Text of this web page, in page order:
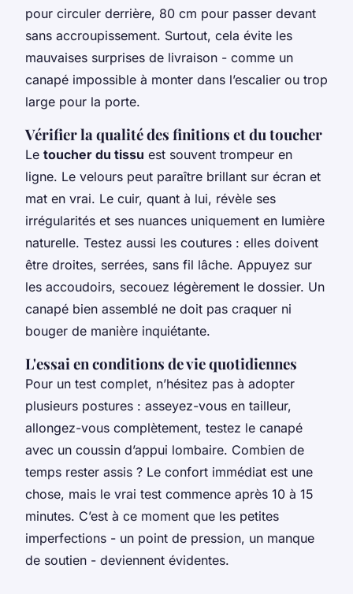
pour circuler derrière, 80 cm pour passer devant
sans accroupissement. Surtout, cela évite les
mauvaises surprises de livraison - comme un
canapé impossible à monter dans l’escalier ou trop
large pour la porte.
Vérifier la qualité des finitions et du toucher
Le toucher du tissu est souvent trompeur en
ligne. Le velours peut paraître brillant sur écran et
mat en vrai. Le cuir, quant à lui, révèle ses
irrégularités et ses nuances uniquement en lumière
naturelle. Testez aussi les coutures : elles doivent
être droites, serrées, sans fil lâche. Appuyez sur
les accoudoirs, secouez légèrement le dossier. Un
canapé bien assemblé ne doit pas craquer ni
bouger de manière inquiétante.
L'essai en conditions de vie quotidiennes
Pour un test complet, n’hésitez pas à adopter
plusieurs postures : asseyez-vous en tailleur,
allongez-vous complètement, testez le canapé
avec un coussin d’appui lombaire. Combien de
temps rester assis ? Le confort immédiat est une
chose, mais le vrai test commence après 10 à 15
minutes. C’est à ce moment que les petites
imperfections - un point de pression, un manque
de soutien - deviennent évidentes.